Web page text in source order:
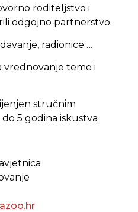
roditeljstvo i
odgojno partnerstvo.
radionice….
vrednovanje teme i
stručnim
5 godina iskustva